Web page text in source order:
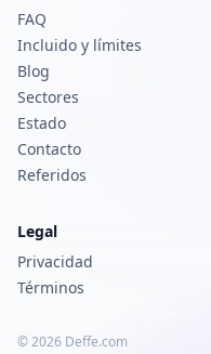
FAQ
Incluido y límites
Blog
Sectores
Estado
Contacto
Referidos
Legal
Privacidad
Términos
© 2026 Deffe.com